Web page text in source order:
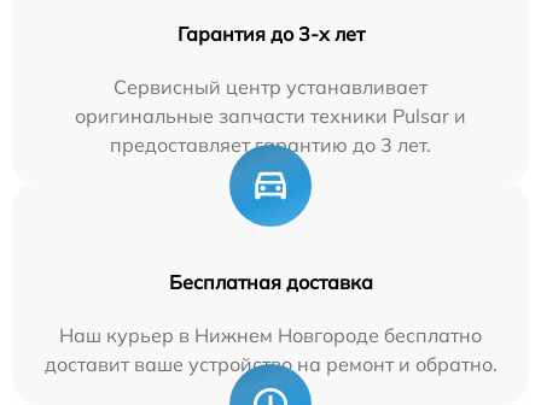
Гарантия до 3-х лет
Сервисный центр устанавливает
оригинальные запчасти техники Pulsar и
предоставляет гарантию до 3 лет.
Бесплатная доставка
Наш курьер в Нижнем Новгороде бесплатно
доставит ваше устройство на ремонт и обратно.